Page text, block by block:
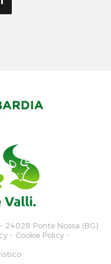
- 24028 Ponte Nossa (BG)
- Cookie Policy -